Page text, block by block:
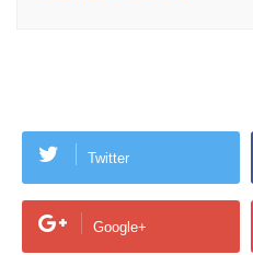
Twitter
Google+